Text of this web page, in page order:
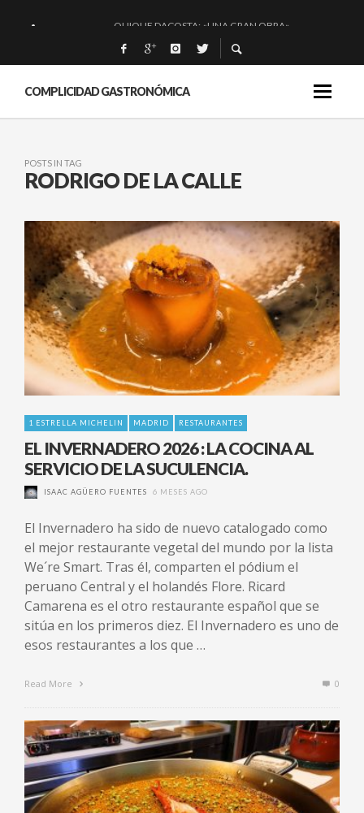
QUIQUE DACOSTA: «UNA GRAN OBRA»
EL BARUCO DE ANERO: MUCHO MÁS QUE UN BAR.
MONTIA: ESENCIAL Y BRILLANTE.
COMPLICIDAD GASTRONÓMICA
POSTS IN TAG
RODRIGO DE LA CALLE
1 ESTRELLA MICHELIN MADRID RESTAURANTES
EL INVERNADERO 2026 : LA COCINA AL
SERVICIO DE LA SUCULENCIA.
ISAAC AGÜERO FUENTES 6 MESES AGO
El Invernadero ha sido de nuevo catalogado como
el mejor restaurante vegetal del mundo por la lista
We´re Smart. Tras él, comparten el pódium el
peruano Central y el holandés Flore. Ricard
Camarena es el otro restaurante español que se
sitúa en los primeros diez. El Invernadero es uno de
esos restaurantes a los que …
Read More 0